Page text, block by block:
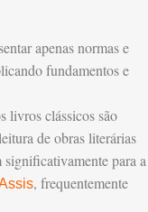
apenas normas e
fundamentos e
livros clássicos são
de obras literárias
para a
, frequentemente